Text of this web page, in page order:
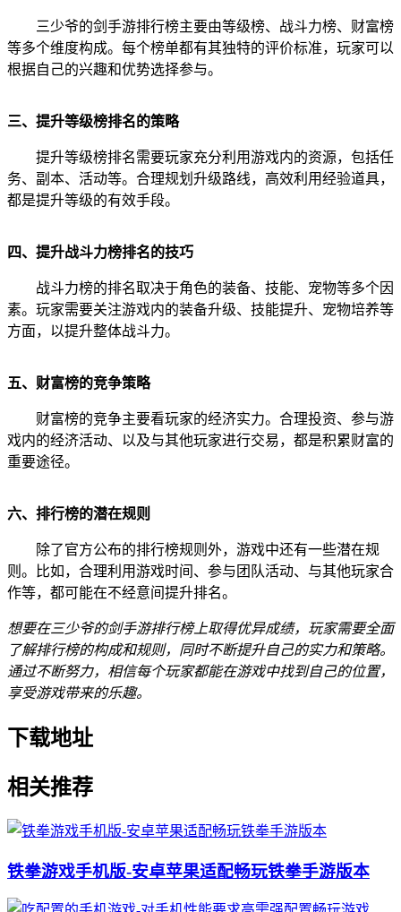
三少爷的剑手游排行榜主要由等级榜、战斗力榜、财富榜
等多个维度构成。每个榜单都有其独特的评价标准，玩家可以
根据自己的兴趣和优势选择参与。
三、提升等级榜排名的策略
提升等级榜排名需要玩家充分利用游戏内的资源，包括任
务、副本、活动等。合理规划升级路线，高效利用经验道具，
都是提升等级的有效手段。
四、提升战斗力榜排名的技巧
战斗力榜的排名取决于角色的装备、技能、宠物等多个因
素。玩家需要关注游戏内的装备升级、技能提升、宠物培养等
方面，以提升整体战斗力。
五、财富榜的竞争策略
财富榜的竞争主要看玩家的经济实力。合理投资、参与游
戏内的经济活动、以及与其他玩家进行交易，都是积累财富的
重要途径。
六、排行榜的潜在规则
除了官方公布的排行榜规则外，游戏中还有一些潜在规
则。比如，合理利用游戏时间、参与团队活动、与其他玩家合
作等，都可能在不经意间提升排名。
想要在三少爷的剑手游排行榜上取得优异成绩，玩家需要全面
了解排行榜的构成和规则，同时不断提升自己的实力和策略。
通过不断努力，相信每个玩家都能在游戏中找到自己的位置，
享受游戏带来的乐趣。
下载地址
相关推荐
铁拳游戏手机版-安卓苹果适配畅玩铁拳手游版本